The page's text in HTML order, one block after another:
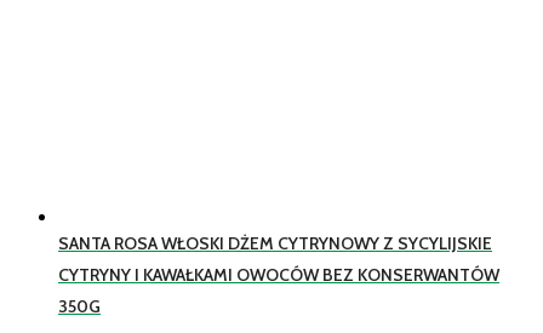
SANTA ROSA WŁOSKI DŻEM CYTRYNOWY Z SYCYLIJSKIE
CYTRYNY I KAWAŁKAMI OWOCÓW BEZ KONSERWANTÓW
350G